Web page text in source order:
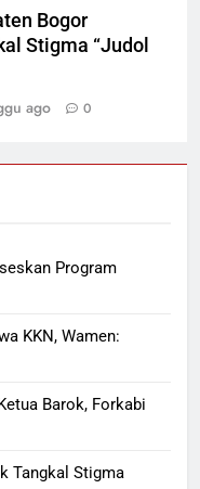
Bogor
Stigma “Judol
ago 0
Program
KKN, Wamen:
Barok, Forkabi
Tangkal Stigma